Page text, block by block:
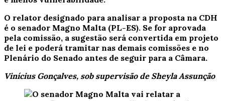
O relator designado para analisar a proposta na CDH
é o senador Magno Malta (PL-ES). Se for aprovada
pela comissão, a sugestão será convertida em projeto
de lei e poderá tramitar nas demais comissões e no
Plenário do Senado antes de seguir para a Câmara.
Vinícius Gonçalves, sob supervisão de Sheyla Assunção